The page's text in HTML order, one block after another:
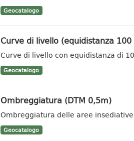
Geocatalogo
Curve di livello (equidistanza
Curve di livello con equidistanza di
Geocatalogo
Ombreggiatura (DTM 0,5m)
Ombreggiatura delle aree
Geocatalogo